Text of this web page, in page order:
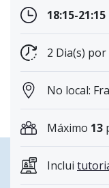
18:15-21:15
2 Dia(s)
No local:
Máximo 13
Inclui